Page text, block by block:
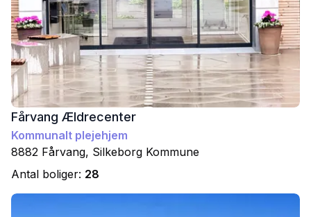
Fårvang Ældrecenter
Kommunalt plejehjem
8882 Fårvang, Silkeborg Kommune
Antal boliger: 28